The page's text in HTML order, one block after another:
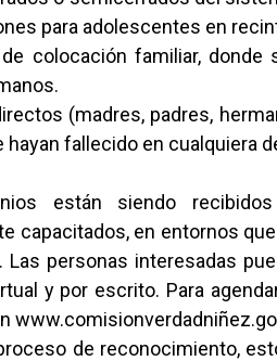
para adolescentes en
de colocación familiar,
(madres, padres,
hayan fallecido en cualquiera
están siendo
capacitados, en entornos
Las personas interesadas
y por escrito. Para
de reconocimiento,